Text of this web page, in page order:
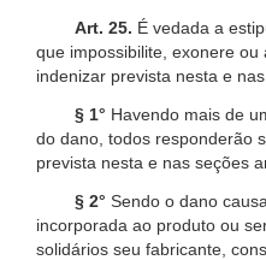
Art. 25. É vedada a
que impossibilite, exonere
indenizar prevista nesta e
§ 1° Havendo mais de
do dano, todos responderão
prevista nesta e nas seções
§ 2° Sendo o dano
incorporada ao produto ou
solidários seu fabricante,